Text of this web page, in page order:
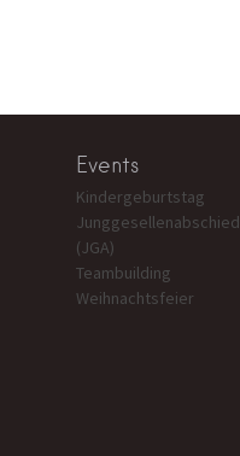
Events
Kindergeburtstag
Junggesellenabschied
(JGA)
Teambuilding
Weihnachtsfeier